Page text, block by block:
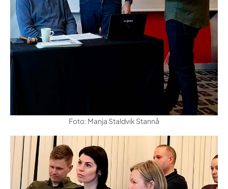
Foto: Manja Staldvik Stannå